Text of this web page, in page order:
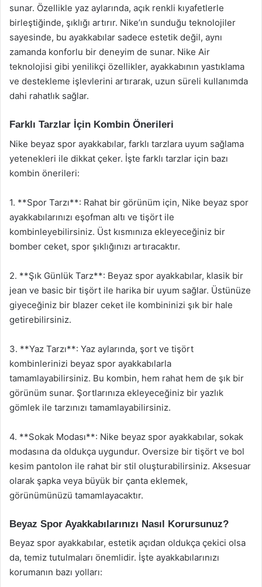
sunar. Özellikle yaz aylarında, açık renkli kıyafetlerle
birleştiğinde, şıklığı artırır. Nike’ın sunduğu teknolojiler
sayesinde, bu ayakkabılar sadece estetik değil, aynı
zamanda konforlu bir deneyim de sunar. Nike Air
teknolojisi gibi yenilikçi özellikler, ayakkabının yastıklama
ve destekleme işlevlerini artırarak, uzun süreli kullanımda
dahi rahatlık sağlar.
Farklı Tarzlar İçin Kombin Önerileri
Nike beyaz spor ayakkabılar, farklı tarzlara uyum sağlama
yetenekleri ile dikkat çeker. İşte farklı tarzlar için bazı
kombin önerileri:
1. **Spor Tarzı**: Rahat bir görünüm için, Nike beyaz spor
ayakkabılarınızı eşofman altı ve tişört ile
kombinleyebilirsiniz. Üst kısmınıza ekleyeceğiniz bir
bomber ceket, spor şıklığınızı artıracaktır.
2. **Şık Günlük Tarz**: Beyaz spor ayakkabılar, klasik bir
jean ve basic bir tişört ile harika bir uyum sağlar. Üstünüze
giyeceğiniz bir blazer ceket ile kombininizi şık bir hale
getirebilirsiniz.
3. **Yaz Tarzı**: Yaz aylarında, şort ve tişört
kombinlerinizi beyaz spor ayakkabılarla
tamamlayabilirsiniz. Bu kombin, hem rahat hem de şık bir
görünüm sunar. Şortlarınıza ekleyeceğiniz bir yazlık
gömlek ile tarzınızı tamamlayabilirsiniz.
4. **Sokak Modası**: Nike beyaz spor ayakkabılar, sokak
modasına da oldukça uygundur. Oversize bir tişört ve bol
kesim pantolon ile rahat bir stil oluşturabilirsiniz. Aksesuar
olarak şapka veya büyük bir çanta eklemek,
görünümünüzü tamamlayacaktır.
Beyaz Spor Ayakkabılarınızı Nasıl Korursunuz?
Beyaz spor ayakkabılar, estetik açıdan oldukça çekici olsa
da, temiz tutulmaları önemlidir. İşte ayakkabılarınızı
korumanın bazı yolları: